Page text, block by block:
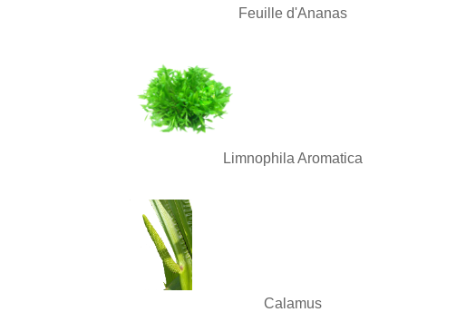
Feuille d'Ananas
Limnophila Aromatica
Calamus